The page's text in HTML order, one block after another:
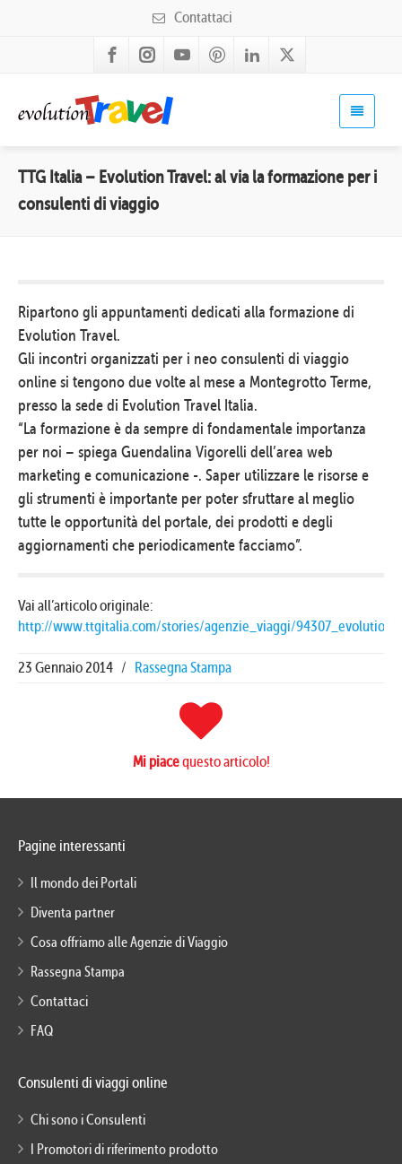
Contattaci
TTG Italia – Evolution Travel: al via la formazione per i
consulenti di viaggio
Ripartono gli appuntamenti dedicati alla formazione di
Evolution Travel.
Gli incontri organizzati per i neo consulenti di viaggio
online si tengono due volte al mese a Montegrotto Terme,
presso la sede di Evolution Travel Italia.
“La formazione è da sempre di fondamentale importanza
per noi – spiega Guendalina Vigorelli dell’area web
marketing e comunicazione -. Saper utilizzare le risorse e
gli strumenti è importante per poter sfruttare al meglio
tutte le opportunità del portale, dei prodotti e degli
aggiornamenti che periodicamente facciamo”.
Vai all’articolo originale:
http://www.ttgitalia.com/stories/agenzie_viaggi/
23 Gennaio 2014 / Rassegna Stampa
Mi piacequesto articolo!
Pagine interessanti
Il mondo dei Portali
Diventa partner
Cosa offriamo alle Agenzie di Viaggio
Rassegna Stampa
Contattaci
FAQ
Consulenti di viaggi online
Chi sono i Consulenti
I Promotori di riferimento prodotto